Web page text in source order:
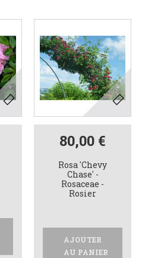
80,00 €
Rosa 'Chevy
Chase' -
Rosaceae -
Rosier
AJOUTER
AU PANIER